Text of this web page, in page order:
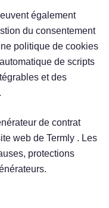
également
du consentement
politique de cookies
de scripts
et des
de contrat
web de Termly . Les
protections